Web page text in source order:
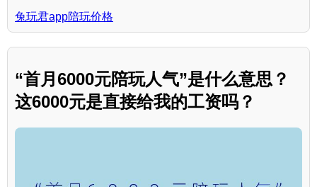
兔玩君app陪玩价格
“首月6000元陪玩人气”是什么意思？
这6000元是直接给我的工资吗？